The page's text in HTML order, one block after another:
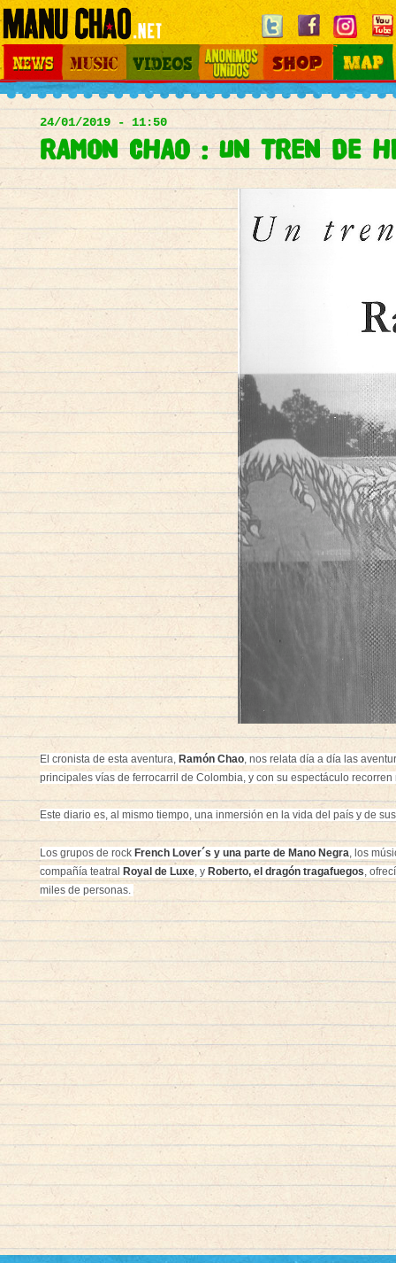
Jump to navigation
Main
menu
Videos Otros Mundos Shop Map
24/01/2019 - 11:50
RAMON CHAO : UN TREN DE
El cronista de esta aventura, Ramón Chao, nos relata día a día las
principales vías de ferrocarril de Colombia, y con su espectáculo
Este diario es, al mismo tiempo, una inmersión en la vida del país y de
Los grupos de rock French Lover´s y una parte de Mano Negra , los
compañía teatral Royal de Luxe , y Roberto, el dragón tragafuegos
miles de personas.